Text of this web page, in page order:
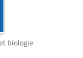
biologie